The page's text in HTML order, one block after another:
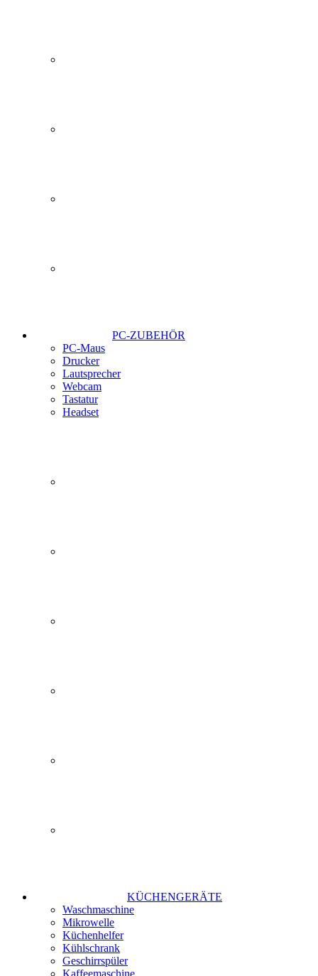
PC-ZUBEHÖR
PC-Maus
Drucker
Lautsprecher
Webcam
Tastatur
Headset
KÜCHENGERÄTE
Waschmaschine
Mikrowelle
Küchenhelfer
Kühlschrank
Geschirrspüler